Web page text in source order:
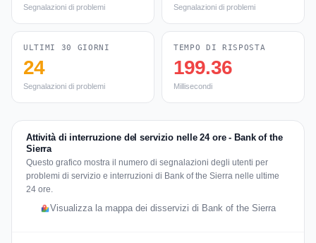
Segnalazioni di problemi Segnalazioni di problemi
ULTIMI 30 GIORNI
24
Segnalazioni di problemi
TEMPO DI RISPOSTA
199.36
Millisecondi
Attività di interruzione del servizio nelle 24 ore - Bank of the
Sierra
Questo grafico mostra il numero di segnalazioni degli utenti per
problemi di servizio e interruzioni di Bank of the Sierra nelle ultime
24 ore.
Visualizza la mappa dei disservizi di Bank of the Sierra